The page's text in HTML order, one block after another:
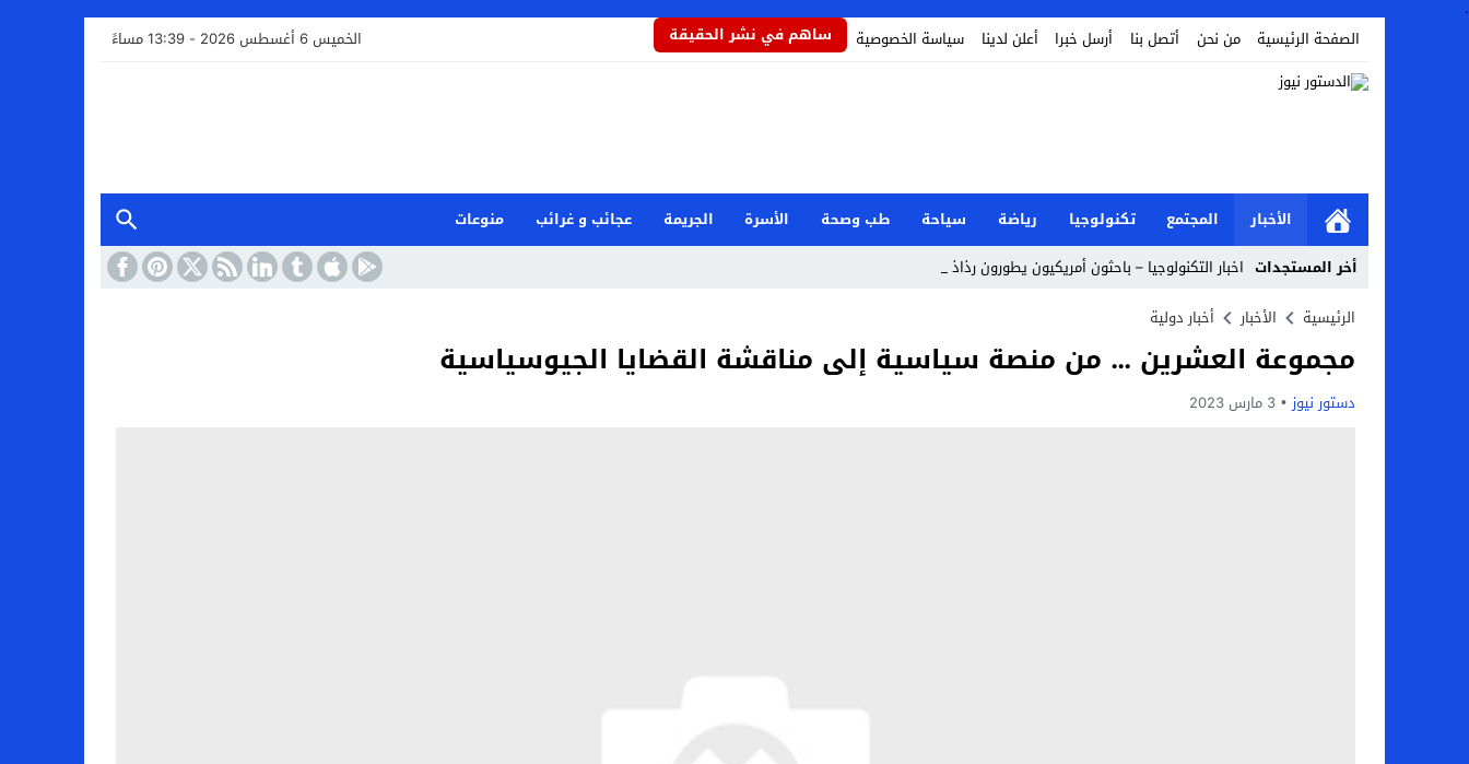
.
الصفحة الرئيسية
من نحن أتصل بنا أرسل خبرا أعلن لدينا سياسة الخصوصية ساهم في نشر الحقيقة الخميس 6 أغسطس 2026 - 13:39 مساءً
الأخبار المجتمع تكنولوجيا رياضة سياحة طب وصحة الأسرة الجريمة عجائب و غرائب
منوعات
أخر المستجدات اخبار التكنولوجيا – باحثون أمريكيون يطورون رذاذاً ي _
Stop
Previous
Next
الرئيسية الأخبار أخبار دولية
مجموعة العشرين … من منصة سياسية إلى مناقشة القضايا الجيوسياسية
دستور نيوز 3 مارس 2023